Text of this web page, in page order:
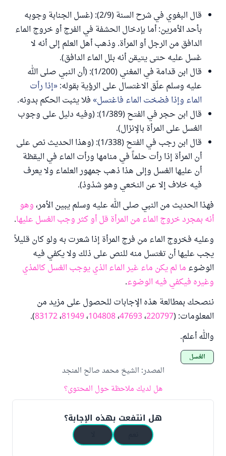
قال البغوي في شرح السنة (2/9): (غسل الجنابة وجوبه
بأحد الأمرين: أما بإدخال الحشفة في الفرج أو خروج الماء
الدافق من الرجل أو المرأة. وذهب أهل العلم إلى أنه لا
غسل عليه حتى يتيقن أنه بلل الماء الدافق).
قال ابن قدامة في المغني (1/200): (أن النبي صلى الله
عليه وسلم علّق الاغتسال على الرؤية بقوله: إذا رأت
الماء وإذا فضخت الماء فاغتسل فلا يثبت الحكم بدونه.
قال ابن حجر في الفتح (1/389): (وفيه دليل على وجوب
الغسل على المرأة بالإنزال).
قال ابن رجب في الفتح (1/338): (وهذا الحديث نص على
أن المرأة إذا رأت حلماً في منامها ورأت الماء في اليقظة
أن عليها الغسل وإلى هذا ذهب جمهور العلماء ولا يعرف
فيه خلاف إلا عن النخعي وهو شذوذ).
فهذا الحديث من النبي صلى الله عليه وسلم يبين الأمر،وهو
أنه بمجرد خروج الماء من المرأة قل أو كثر وجب الغسل عليها.
وعليه فخروج الماء من فرج المرأة إذا شعرت به ولو كان قليلاً
يجب عليها أن تغتسل منه للنص على ذلك ولا يكفي فيه
الوضوء ما لم يكن ماء غير الماء الذي يوجب الغسل كالمذي
وغيره فيكفي فيه الوضوء.
ننصحك بمطالعة هذه الإجابات للحصول على مزيد من
المعلومات: (220797،47693،104808،81949،83172
).
والله أعلم.
الغسل
المصدر: الشيخ محمد صالح المنجد
هل لديك ملاحظة حول المحتوى؟
هل انتفعت بهذه الإجابة؟